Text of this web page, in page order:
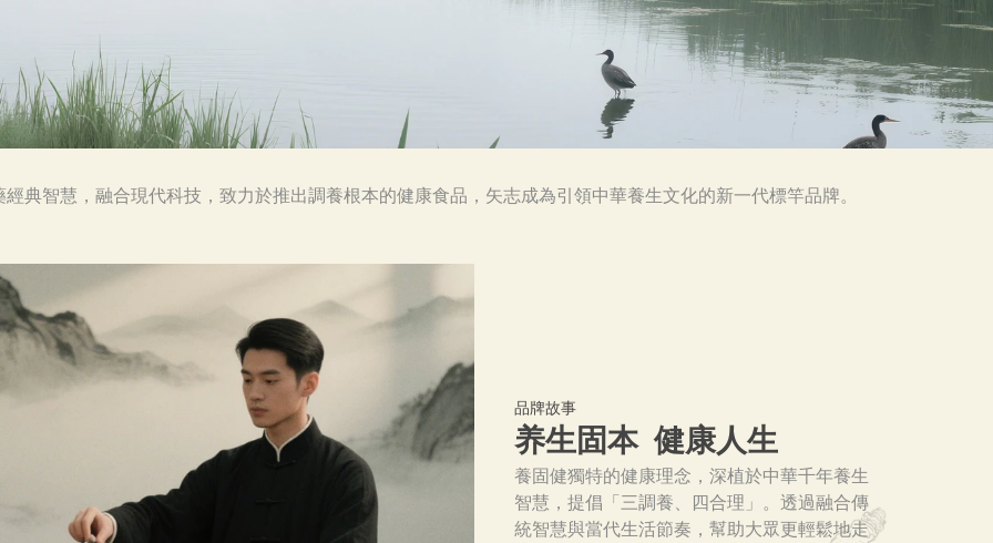
典智慧，融合現代科技，致力於推出調養根本的健康食品，矢志成為引領中華養生文化的新一代標竿品牌。
品牌故事
养生固本  健康人生
養固健獨特的健康理念，深植於中華千年養生
智慧，提倡「三調養、四合理」。透過融合傳
統智慧與當代生活節奏，幫助大眾更輕鬆地走